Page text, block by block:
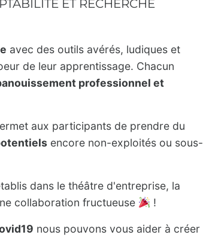
ET RECHERCHE
avec des outils avérés, ludiques et
de leur apprentissage. Chacun
professionnel et
aux participants de prendre du
encore non-exploités ou sous-
dans le théâtre d'entreprise, la
collaboration fructueuse
!
nous pouvons vous aider à créer